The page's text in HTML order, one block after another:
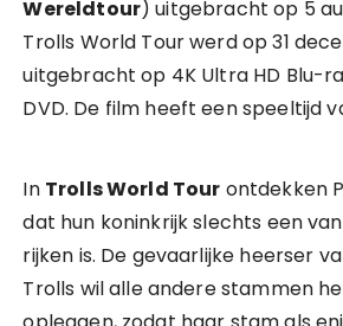
Wereldtour) uitgebracht op 5
Trolls World Tour werd op 31
uitgebracht op 4K Ultra HD Blu-
DVD. De film heeft een speeltijd
In Trolls World Tour ontdekken
dat hun koninkrijk slechts een
rijken is. De gevaarlijke heerser
Trolls wil alle andere stammen